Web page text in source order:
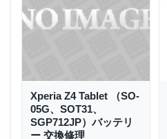
Xperia Z4 Tablet （SO-
05G、SOT31、
SGP712JP）バッテリ
ー 交換修理